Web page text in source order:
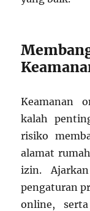
Keamanan
kalah
risiko
alamat
izin.
pengaturan
online,